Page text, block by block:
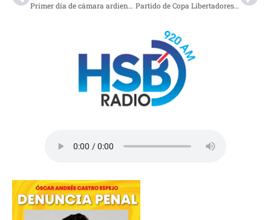
Primer día de cámara ardiente Germán Vargas Lleras estuvo marcado por la solemnidad Partido de Copa Libertadores terminó en disturbios